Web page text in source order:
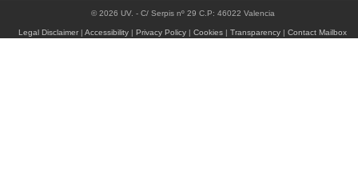
© 2026 UV. - C/ Serpis nº 29 C.P: 46022 Valencia
Legal Disclaimer |Accessibility |Privacy Policy |Cookies |Transparency |Contact Mailbox